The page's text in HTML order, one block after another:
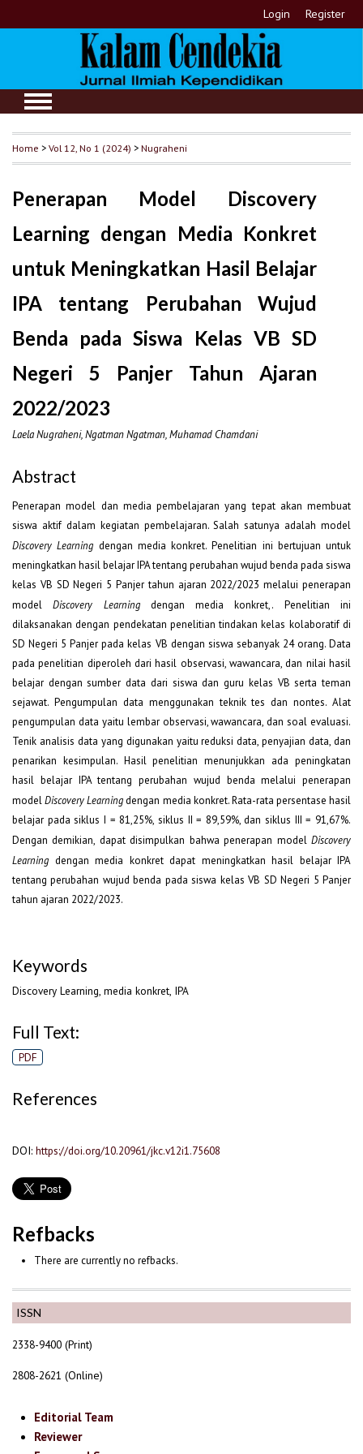
Login Register
ISSN
2338-9400 (Print)
2808-2621 (Online)
Editorial Team
Reviewer
Home >Vol 12, No 1 (2024) >Nugraheni
Penerapan Model Discovery
Learning dengan Media Konkret
untuk Meningkatkan Hasil Belajar
IPA tentang Perubahan Wujud
Benda pada Siswa Kelas VB SD
Negeri 5 Panjer Tahun Ajaran
2022/2023
Laela Nugraheni, Ngatman Ngatman, Muhamad Chamdani
Abstract
Penerapan model dan media pembelajaran yang tepat akan membuat
siswa aktif dalam kegiatan pembelajaran. Salah satunya adalah model
Discovery Learning dengan media konkret. Penelitian ini bertujuan untuk
meningkatkan hasil belajar IPA tentang perubahan wujud benda pada siswa
kelas VB SD Negeri 5 Panjer tahun ajaran 2022/2023 melalui penerapan
modelDiscovery Learningdengan media konkret,. Penelitian ini
dilaksanakan dengan pendekatan penelitian tindakan kelas kolaboratif di
SD Negeri 5 Panjer pada kelas VB dengan siswa sebanyak 24 orang. Data
pada penelitian diperoleh dari hasil observasi, wawancara, dan nilai hasil
belajar dengan sumber data dari siswa dan guru kelas VB serta teman
sejawat. Pengumpulan data menggunakan teknik tes dan nontes. Alat
pengumpulan data yaitu lembar observasi, wawancara, dan soal evaluasi.
Tenik analisis data yang digunakan yaitu reduksi data, penyajian data, dan
penarikan kesimpulan. Hasil penelitian menunjukkan ada peningkatan
hasil belajar IPA tentang perubahan wujud benda melalui penerapan
modelDiscovery Learningdengan media konkret. Rata-rata persentase hasil
belajar pada siklus I = 81,25%, siklus II = 89,59%, dan siklus III = 91,67%.
Dengan demikian, dapat disimpulkan bahwa penerapan model Discovery
Learning dengan media konkret dapat meningkatkan hasil belajar IPA
tentang perubahan wujud benda pada siswa kelas VB SD Negeri 5 Panjer
tahun ajaran 2022/2023.
Keywords
Discovery Learning, media konkret, IPA
Full Text:
PDF
References
DOI: https://doi.org/10.20961/jkc.v12i1.75608
Refbacks
There are currently no refbacks.